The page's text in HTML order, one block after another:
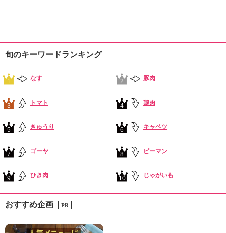
旬のキーワードランキング
1 なす 2 豚肉
3 トマト 4 鶏肉
5 きゅうり 6 キャベツ
7 ゴーヤ 8 ピーマン
9 ひき肉 10 じゃがいも
おすすめ企画 PR